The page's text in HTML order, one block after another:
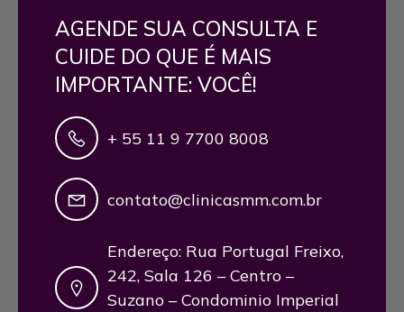
AGENDE SUA CONSULTA E
CUIDE DO QUE É MAIS
IMPORTANTE: VOCÊ!
+ 55 11 9 7700 8008
contato@clinicasmm.com.br
Endereço: Rua Portugal Freixo,
242, Sala 126 – Centro –
Suzano – Condominio Imperial